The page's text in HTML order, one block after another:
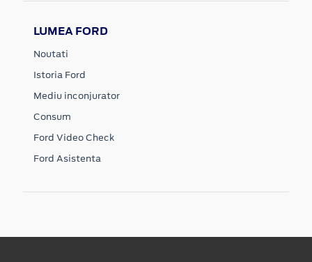
LUMEA FORD
Noutati
Istoria Ford
Mediu inconjurator
Consum
Ford Video Check
Ford Asistenta